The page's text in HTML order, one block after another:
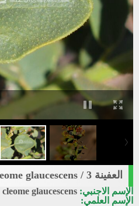
العفينة 3 / cleome glaucescens
الإسم الاجنبي: cleome glaucescens
الإسم العلمي: